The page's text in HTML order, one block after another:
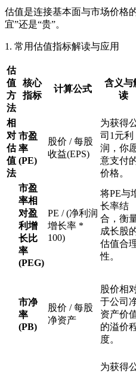
估值是连接基本面与市场价格
宜”还是“贵”。
1. 常用估值指标解读与应用
估
值
方
法
核心
指标
计算公式
含义与
读
相
对
估
值
法
市盈
率
(PE)
股价 / 每股
收益(EPS)
为获得
司1元利
润，你
意支付
价格。
市盈
率相
对盈
利增
长比
率
(PEG)
PE / (净利润
增长率 *
100)
将PE与
长率结
合，衡
成长股
估值合
性。
市净
率
(PB)
股价 / 每股
净资产
股价相
于公司
资产价
的溢价
度。
为获得